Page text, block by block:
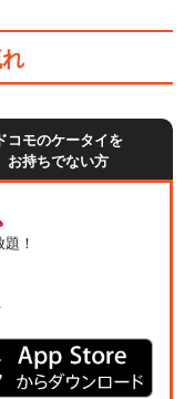
コモのケータイを
お持ちでない方
！